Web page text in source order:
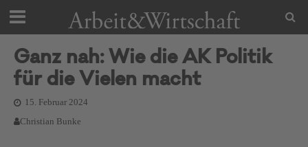
Ganz nah: Wie die AK Politik
für die Vielen macht
15. Februar 2024
Christian Bunke